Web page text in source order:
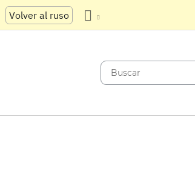
Volver al ruso